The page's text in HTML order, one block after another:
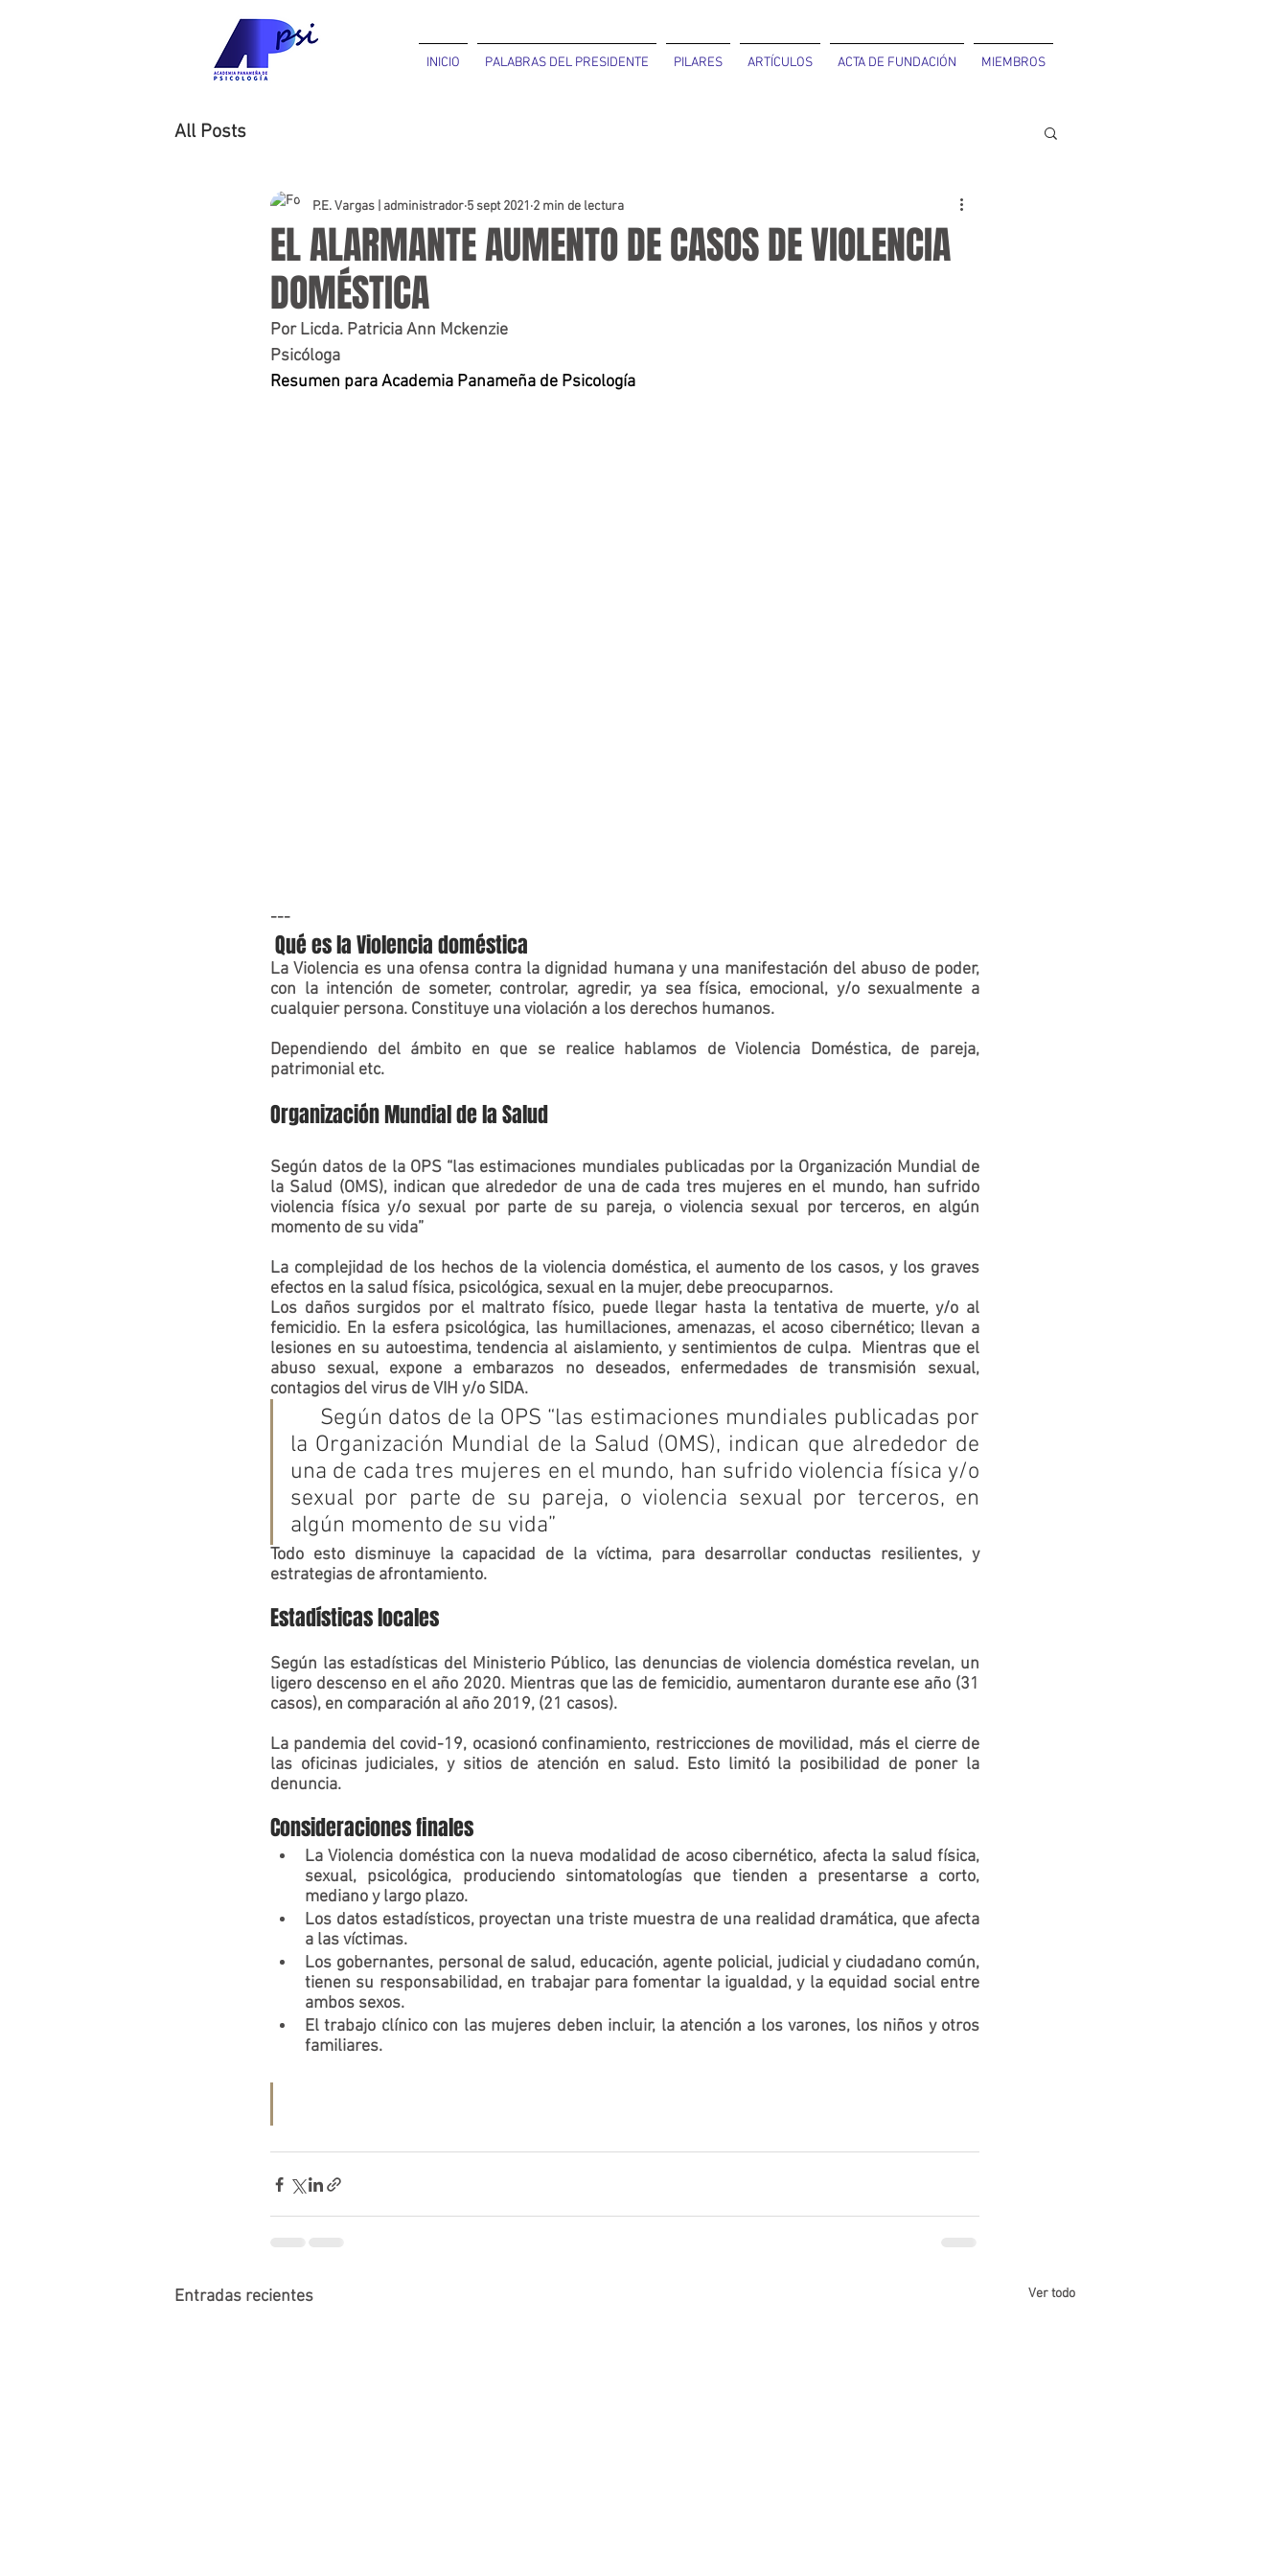
INICIO PALABRAS DEL PRESIDENTE PILARES ARTÍCULOS ACTA DE FUNDACIÓN MIEMBROS
All Posts
EL ALARMANTE AUMENTO DE CASOS DE VIOLENCIA
DOMÉSTICA
P.E. Vargas | administrador 5 sept 2021 2 min de lectura
Por Licda. Patricia Ann Mckenzie
Psicóloga
Resumen para Academia Panameña de Psicología
---
Qué es la Violencia doméstica
La Violencia es una ofensa contra la dignidad humana y una manifestación del abuso de poder,
con la intención de someter, controlar, agredir, ya sea física, emocional, y/o sexualmente a
cualquier persona. Constituye una violación a los derechos humanos.
Dependiendo del ámbito en que se realice hablamos de Violencia Doméstica, de pareja,
patrimonial etc.
Organización Mundial de la Salud
Según datos de la OPS “las estimaciones mundiales publicadas por la Organización Mundial de
la Salud (OMS), indican que alrededor de una de cada tres mujeres en el mundo, han sufrido
violencia física y/o sexual por parte de su pareja, o violencia sexual por terceros, en algún
momento de su vida”
La complejidad de los hechos de la violencia doméstica, el aumento de los casos, y los graves
efectos en la salud física, psicológica, sexual en la mujer, debe preocuparnos.
Los daños surgidos por el maltrato físico, puede llegar hasta la tentativa de muerte, y/o al
femicidio. En la esfera psicológica, las humillaciones, amenazas, el acoso cibernético; llevan a
abuso sexual, expone a embarazos no deseados, enfermedades de transmisión sexual,
contagios del virus de VIH y/o SIDA.
la Organización Mundial de la Salud (OMS), indican que alrededor de
una de cada tres mujeres en el mundo, han sufrido violencia física y/o
sexual por parte de su pareja, o violencia sexual por terceros, en
Todo esto disminuye la capacidad de la víctima, para desarrollar conductas resilientes, y
estrategias de afrontamiento.
Estadísticas locales
Según las estadísticas del Ministerio Público, las denuncias de violencia doméstica revelan, un
ligero descenso en el año 2020. Mientras que las de femicidio, aumentaron durante ese año (31
La pandemia del covid-19, ocasionó confinamiento, restricciones de movilidad, más el cierre de
las oficinas judiciales, y sitios de atención en salud. Esto limitó la posibilidad de poner la
denuncia.
Consideraciones finales
La Violencia doméstica con la nueva modalidad de acoso cibernético, afecta la salud física,
sexual, psicológica, produciendo sintomatologías que tienden a presentarse a corto,
mediano y largo plazo.
Los datos estadísticos, proyectan una triste muestra de una realidad dramática, que afecta
a las víctimas.
Los gobernantes, personal de salud, educación, agente policial, judicial y ciudadano común,
tienen su responsabilidad, en trabajar para fomentar la igualdad, y la equidad social entre
ambos sexos.
El trabajo clínico con las mujeres deben incluir, la atención a los varones, los niños y otros
familiares.
Entradas recientes Ver todo